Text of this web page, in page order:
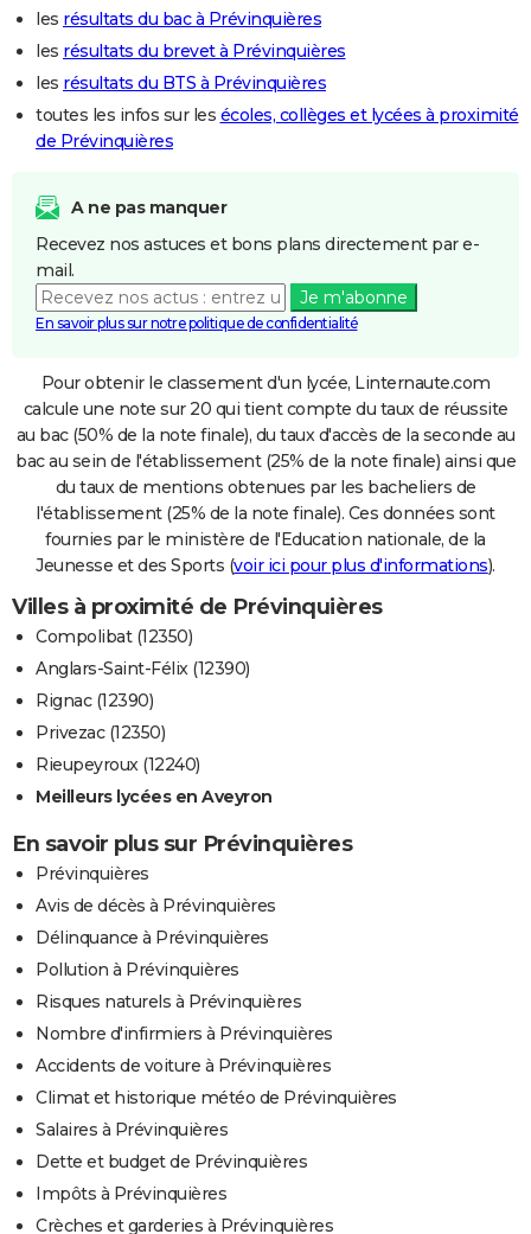
les résultats du bac à Prévinquières
les résultats du brevet à Prévinquières
les résultats du BTS à Prévinquières
toutes les infos sur les écoles, collèges et lycées à proximité
de Prévinquières
A ne pas manquer
Recevez nos astuces et bons plans directement par e-
mail.
Je m'abonne
En savoir plus sur notre politique de confidentialité
Pour obtenir le classement d'un lycée, Linternaute.com
calcule une note sur 20 qui tient compte du taux de réussite
au bac (50% de la note finale), du taux d'accès de la seconde au
bac au sein de l'établissement (25% de la note finale) ainsi que
du taux de mentions obtenues par les bacheliers de
l'établissement (25% de la note finale). Ces données sont
fournies par le ministère de l'Education nationale, de la
Jeunesse et des Sports (voir ici pour plus d'informations).
Villes à proximité de Prévinquières
Compolibat (12350)
Anglars-Saint-Félix (12390)
Rignac (12390)
Privezac (12350)
Rieupeyroux (12240)
Meilleurs lycées en Aveyron
En savoir plus sur Prévinquières
Prévinquières
Avis de décès à Prévinquières
Délinquance à Prévinquières
Pollution à Prévinquières
Risques naturels à Prévinquières
Nombre d'infirmiers à Prévinquières
Accidents de voiture à Prévinquières
Climat et historique météo de Prévinquières
Salaires à Prévinquières
Dette et budget de Prévinquières
Impôts à Prévinquières
Crèches et garderies à Prévinquières